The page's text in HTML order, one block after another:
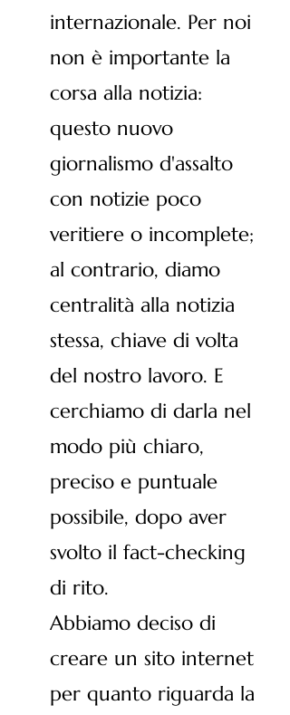
internazionale. Per noi
non è importante la
corsa alla notizia:
questo nuovo
giornalismo d'assalto
con notizie poco
veritiere o incomplete;
al contrario, diamo
centralità alla notizia
stessa, chiave di volta
del nostro lavoro. E
cerchiamo di darla nel
modo più chiaro,
preciso e puntuale
possibile, dopo aver
svolto il fact-checking
di rito.
Abbiamo deciso di
creare un sito internet
per quanto riguarda la